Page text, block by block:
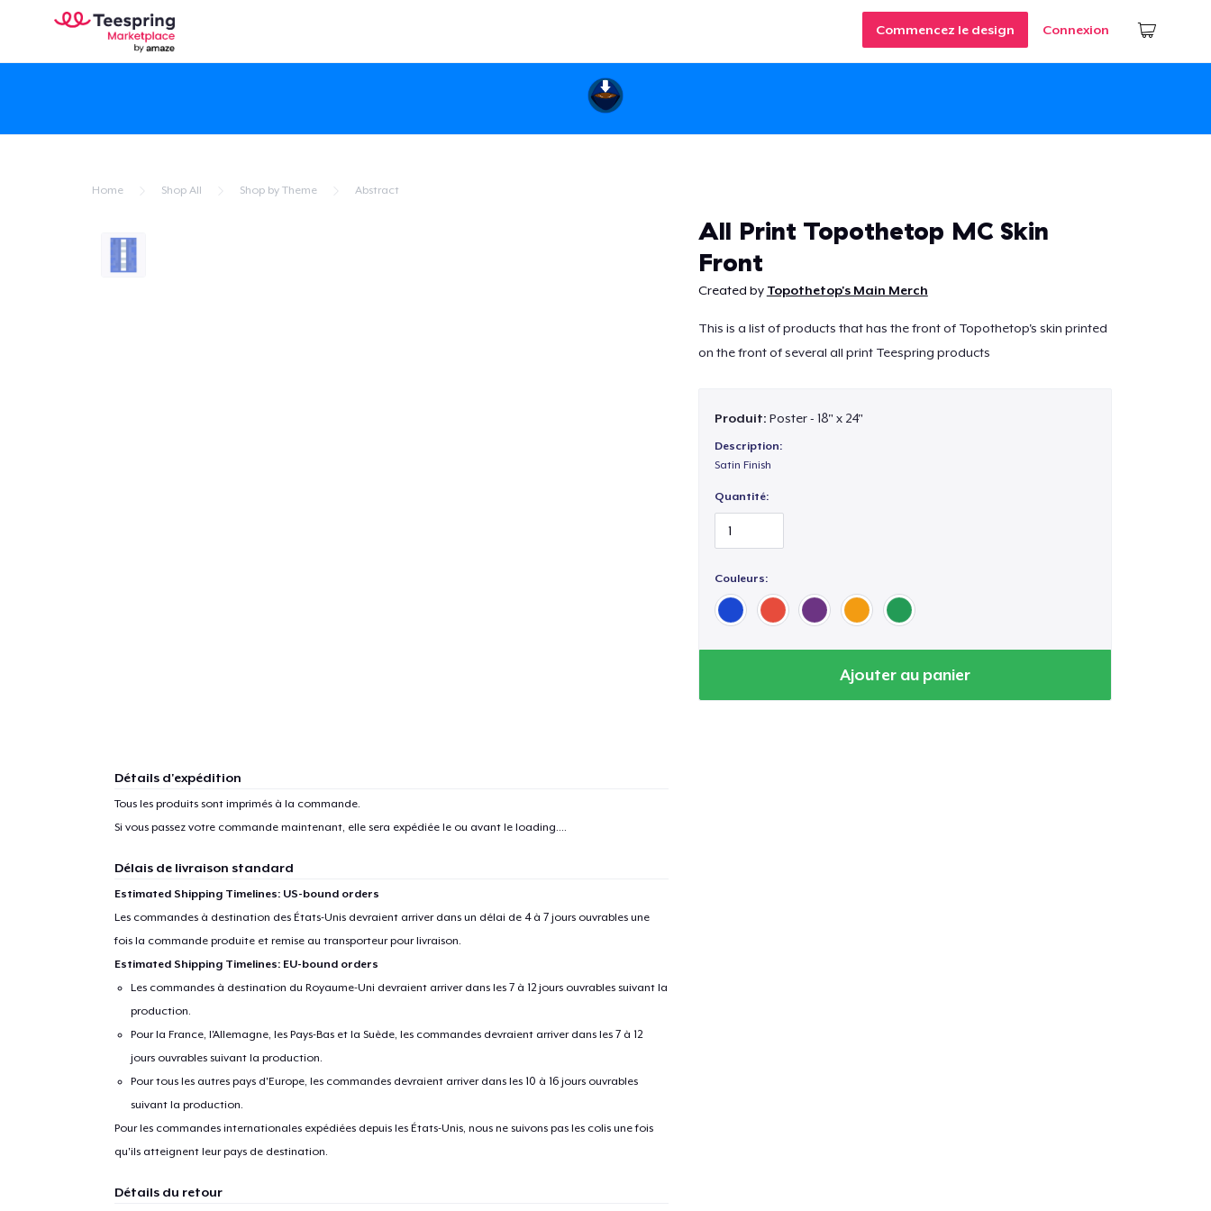
Commencez le design Connexion
Home Shop All Shop by Theme Abstract
All Print Topothetop MC Skin
Front
Created by Topothetop's Main Merch
This is a list of products that has the front of Topothetop's skin printed
on the front of several all print Teespring products
Produit: Poster - 18" x 24"
Description:
Satin Finish
Quantité:
Couleurs:
Ajouter au panier
Détails d'expédition
Tous les produits sont imprimés à la commande.
Si vous passez votre commande maintenant, elle sera expédiée le ou avant le loading....
Délais de livraison standard
Estimated Shipping Timelines: US-bound orders
Les commandes à destination des États-Unis devraient arriver dans un délai de 4 à 7 jours ouvrables une
fois la commande produite et remise au transporteur pour livraison.
Estimated Shipping Timelines: EU-bound orders
Les commandes à destination du Royaume-Uni devraient arriver dans les 7 à 12 jours ouvrables suivant la
production.
Pour la France, l'Allemagne, les Pays-Bas et la Suède, les commandes devraient arriver dans les 7 à 12
jours ouvrables suivant la production.
Pour tous les autres pays d'Europe, les commandes devraient arriver dans les 10 à 16 jours ouvrables
suivant la production.
Pour les commandes internationales expédiées depuis les États-Unis, nous ne suivons pas les colis une fois
qu'ils atteignent leur pays de destination.
Détails du retour
1 article ajouté au Panier
Procéder à la